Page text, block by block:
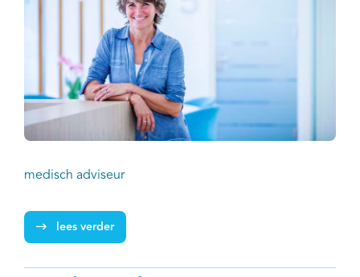
medisch adviseur
lees verder